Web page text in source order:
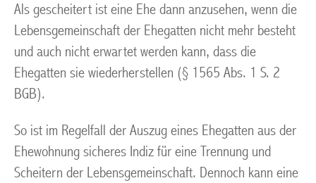
Als gescheitert ist eine Ehe dann anzusehen, wenn die
Lebensgemeinschaft der Ehegatten nicht mehr besteht
und auch nicht erwartet werden kann, dass die
Ehegatten sie wiederherstellen (§ 1565 Abs. 1 S. 2
BGB).
So ist im Regelfall der Auszug eines Ehegatten aus der
Ehewohnung sicheres Indiz für eine Trennung und
Scheitern der Lebensgemeinschaft. Dennoch kann eine